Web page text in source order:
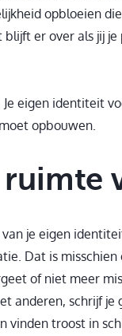
opbloeien
er over als jij
eigen identiteit
opbouwen.
je eigen
Dat is
of niet meer
anderen, schrijf
vinden troost in